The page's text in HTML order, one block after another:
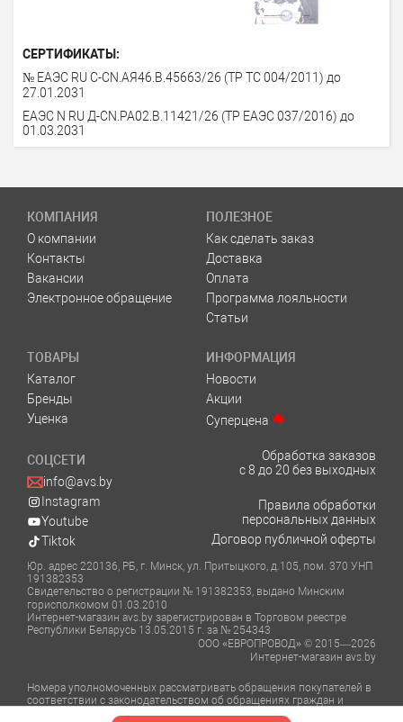
СЕРТИФИКАТЫ:
№ ЕАЭС RU C-CN.АЯ46.В.45663/26 (ТР ТС 004/2011) до
27.01.2031
ЕАЭС N RU Д-CN.PA02.В.11421/26 (ТР ЕАЭС 037/2016) до
01.03.2031
КОМПАНИЯ
О компании
Контакты
Вакансии
Электронное обращение
ПОЛЕЗНОЕ
Как сделать заказ
Доставка
Оплата
Программа лояльности
Статьи
ТОВАРЫ
Каталог
Бренды
Уценка
ИНФОРМАЦИЯ
Новости
Акции
Суперцена
СОЦСЕТИ
info@avs.by
Instagram
Youtube
Tiktok
Обработка заказов
с 8 до 20 без выходных
Правила обработки
персональных данных
Договор публичной оферты
Юр. адрес 220136, РБ, г. Минск, ул. Притыцкого, д.105, пом. 370 УНП
191382353
Свидетельство о регистрации № 191382353, выдано Минским
горисполкомом 01.03.2010
Интернет-магазин avs.by зарегистрирован в Торговом реестре
Республики Беларусь 13.05.2015 г. за № 254343
ООО «ЕВРОПРОВОД» © 2015—2026
Интернет-магазин avs.by
Номера уполномоченных рассматривать обращения покупателей в
соответствии с законодательством об обращениях граждан и
юридических лиц: